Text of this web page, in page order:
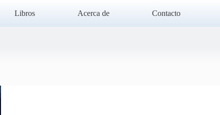
Libros Acerca de Contacto